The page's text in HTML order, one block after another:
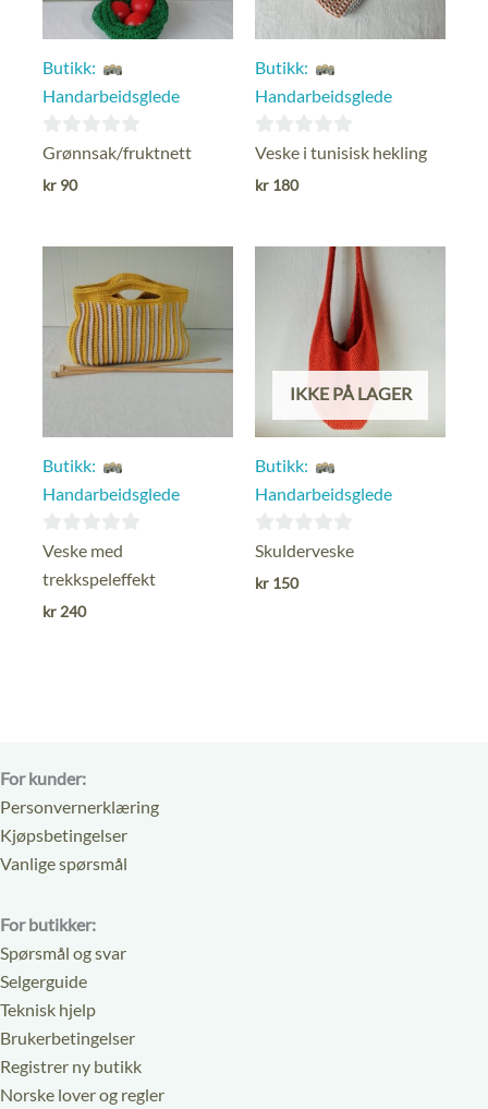
Butikk:
Handarbeidsglede
0
ut
Grønnsak/fruktnett
kr 90
Butikk:
Handarbeidsglede
0
ut
Veske i tunisisk hekling
kr 180
Butikk:
Handarbeidsglede
0
ut
av
Veske med
trekkspeleffekt
kr 240
IKKE PÅ LAGER
Butikk:
Handarbeidsglede
0
ut
Skulderveske
kr 150
For kunder:
Personvernerklæring
Kjøpsbetingelser
Vanlige spørsmål
For butikker:
Spørsmål og svar
Selgerguide
Teknisk hjelp
Brukerbetingelser
Registrer ny butikk
Norske lover og regler